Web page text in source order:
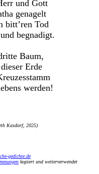
und Gott
genagelt
bitt’ren Tod
begnadigt.
Baum,
Erde
werden!
Kasdorf, 2025)
gedichte.de
kopiert und weiterverwendet